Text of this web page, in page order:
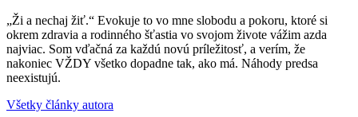
„Ži a nechaj žiť.“ Evokuje to vo mne slobodu a pokoru, ktoré si
okrem zdravia a rodinného šťastia vo svojom živote vážim azda
najviac. Som vďačná za každú novú príležitosť, a verím, že
nakoniec VŽDY všetko dopadne tak, ako má. Náhody predsa
neexistujú.
Všetky články autora